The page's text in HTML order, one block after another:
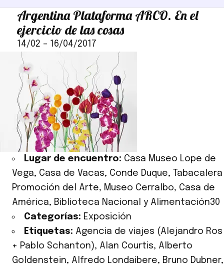
Argentina Plataforma ARCO. En el
ejercicio de las cosas
14/02 – 16/04/2017
Lugar de encuentro: Casa Museo Lope de
Vega, Casa de Vacas, Conde Duque, Tabacalera
Promoción del Arte, Museo Cerralbo, Casa de
América, Biblioteca Nacional y Alimentación30
Categorías: Exposición
Etiquetas: Agencia de viajes (Alejandro Ros
+ Pablo Schanton), Alan Courtis, Alberto
Goldenstein, Alfredo Londaibere, Bruno Dubner,